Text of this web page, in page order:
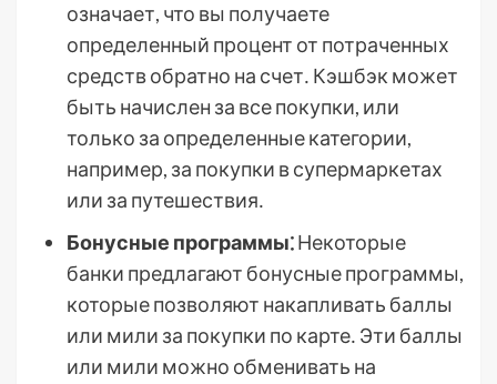
означает, что вы получаете
определенный процент от потраченных
средств обратно на счет․ Кэшбэк может
быть начислен за все покупки, или
только за определенные категории,
например, за покупки в супермаркетах
или за путешествия․
Бонусные программы⁚Некоторые
банки предлагают бонусные программы,
которые позволяют накапливать баллы
или мили за покупки по карте․ Эти баллы
или мили можно обменивать на